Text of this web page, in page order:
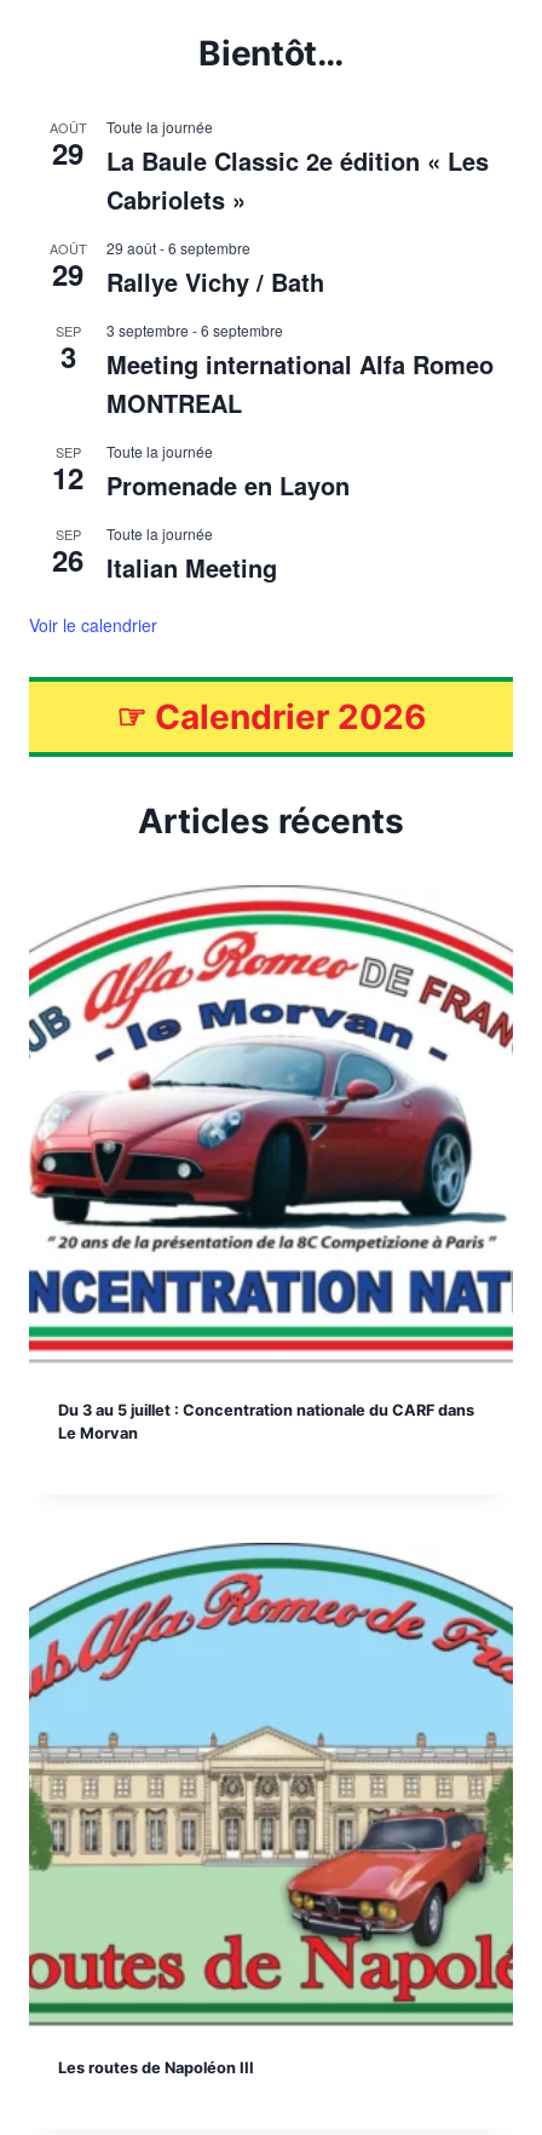
Bientôt…
AOÛT
29
Toute la journée
La Baule Classic 2e édition « Les
Cabriolets »
AOÛT
29
29 août-6 septembre
Rallye Vichy / Bath
SEP
3
3 septembre -6 septembre
Meeting international Alfa Romeo
MONTREAL
SEP
12
Toute la journée
Promenade en Layon
SEP
26
Toute la journée
Italian Meeting
Voir le calendrier
☞ Calendrier 2026
Articles récents
Du 3 au 5 juillet : Concentration nationale du CARF dans
Le Morvan
Les routes de Napoléon III